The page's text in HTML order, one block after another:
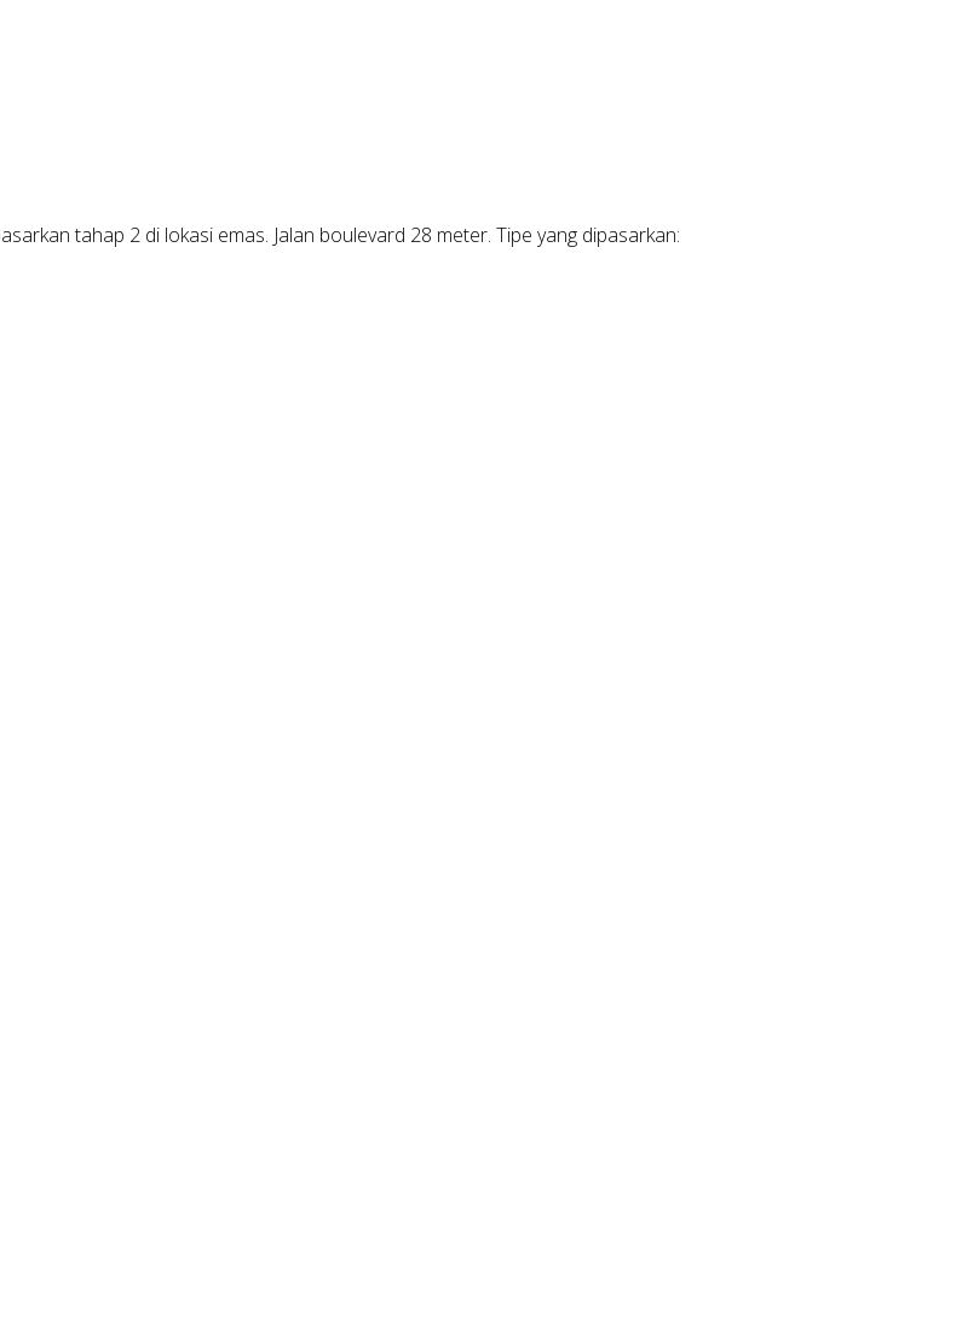
tahap 2 di lokasi emas. Jalan boulevard 28 meter. Tipe yang dipasarkan: